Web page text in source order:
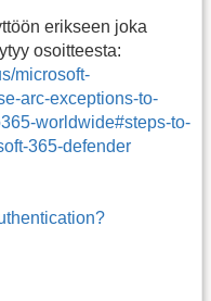
erikseen joka
osoitteesta:
microsoft-
arc-exceptions-to-
worldwide#steps-to-
365-defender